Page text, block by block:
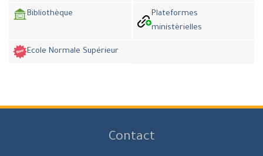
Bibliothèque
Plateformes
ministèrielles
Ecole Normale Supérieur
Contact